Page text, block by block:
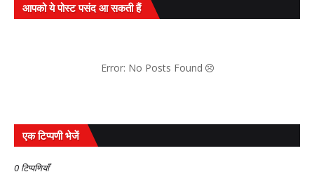
आपको ये पोस्ट पसंद आ सकती हैं
Error: No Posts Found
एक टिप्पणी भेजें
0 टिप्पणियाँ